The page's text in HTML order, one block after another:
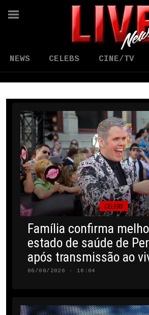
NEWS CELEBS CINE/TV
CELEBS
Família confirma
estado de saúde de
após transmissão ao
06/08/2026 · 16:04